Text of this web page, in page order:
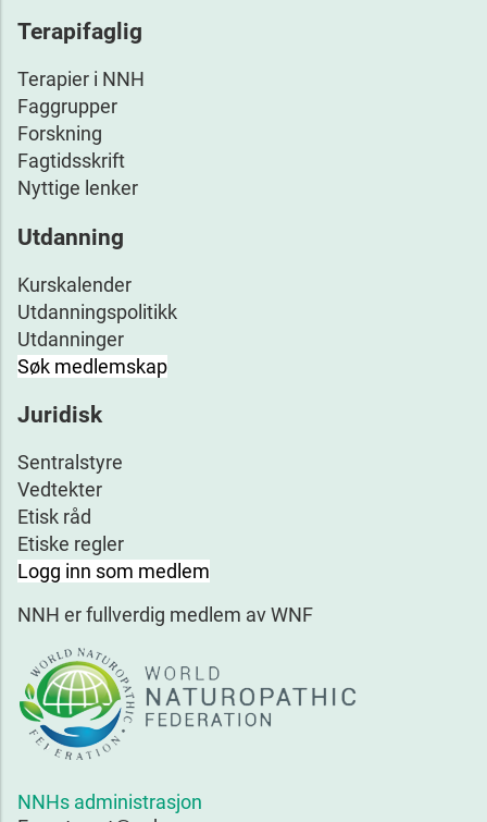
Terapifaglig
Terapier i NNH
Faggrupper
Forskning
Fagtidsskrift
Nyttige lenker
Utdanning
Kurskalender
Utdanningspolitikk
Utdanninger
Søk medlemskap
Juridisk
Sentralstyre
Vedtekter
Etisk råd
Etiske regler
Logg inn som medlem
NNH er fullverdig medlem av WNF
NNHs administrasjon